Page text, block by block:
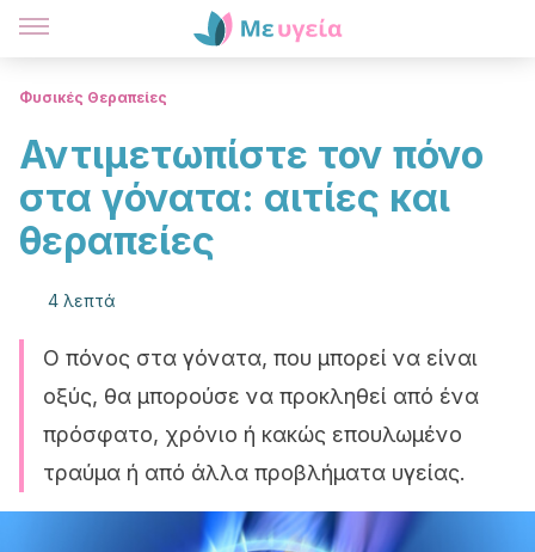
Φυσικές Θεραπείες
Αντιμετωπίστε τον πόνο
στα γόνατα: αιτίες και
θεραπείες
4 λεπτά
Ο πόνος στα γόνατα, που μπορεί να είναι
οξύς, θα μπορούσε να προκληθεί από ένα
πρόσφατο, χρόνιο ή κακώς επουλωμένο
τραύμα ή από άλλα προβλήματα υγείας.